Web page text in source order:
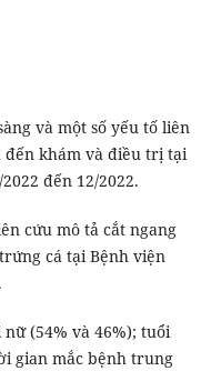
và một số yếu tố liên
khám và điều trị tại
đến 12/2022.
cứu mô tả cắt ngang
cá tại Bệnh viện
(54% và 46%); tuổi
gian mắc bệnh trung